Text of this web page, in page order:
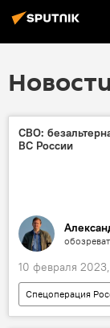
СВО:
ВС России
10 февраля
Спецоперация
наступление